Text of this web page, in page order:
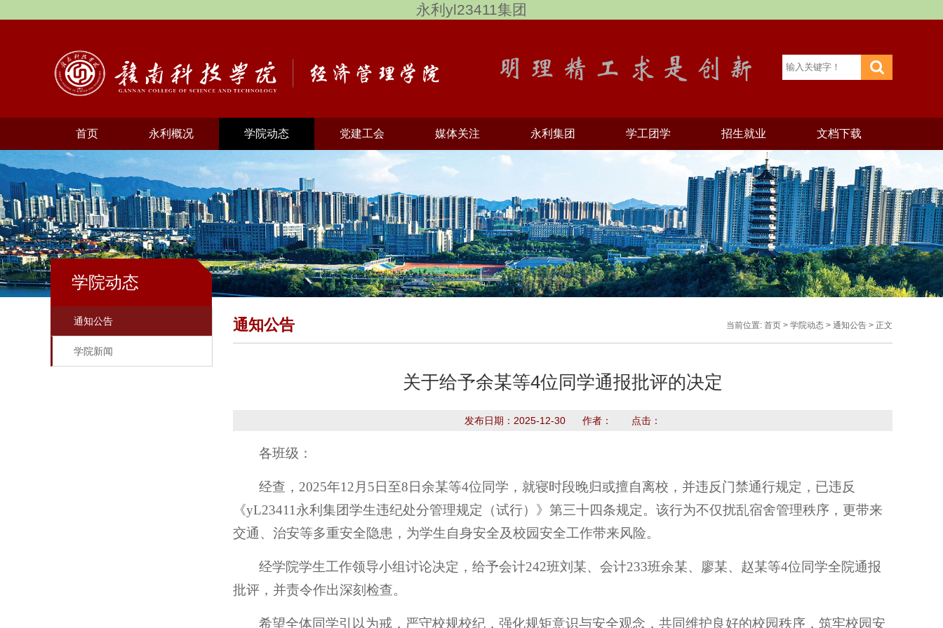
永利yl23411集团
首页 永利概况 学院动态 党建工会 媒体关注 永利集团 学工团学 招生就业 文档下载
学院动态
通知公告
学院新闻
通知公告 当前位置: 首页 > 学院动态 > 通知公告 > 正文
关于给予余某等4位同学通报批评的决定
发布日期：2025-12-30 作者： 点击：
各班级：
经查，2025年12月5日至8日余某等4位同学，就寝时段晚归或擅自离校，并违反门禁通行规定，已违反
《yL23411永利集团学生违纪处分管理规定（试行）》第三十四条规定。该行为不仅扰乱宿舍管理秩序，更带来
交通、治安等多重安全隐患，为学生自身安全及校园安全工作带来风险。
经学院学生工作领导小组讨论决定，给予会计242班刘某、会计233班余某、廖某、赵某等4位同学全院通报
批评，并责令作出深刻检查。
希望全体同学引以为戒，严守校规校纪，强化规矩意识与安全观念，共同维护良好的校园秩序，筑牢校园安